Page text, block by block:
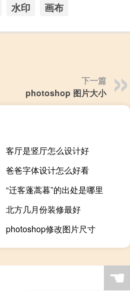
水印 画布
下一篇
photoshop 图片大小
客厅是竖厅怎么设计好
爸爸字体设计怎么好看
“迁客蓬蒿暮”的出处是哪里
北方几月份装修最好
photoshop修改图片尺寸
☚